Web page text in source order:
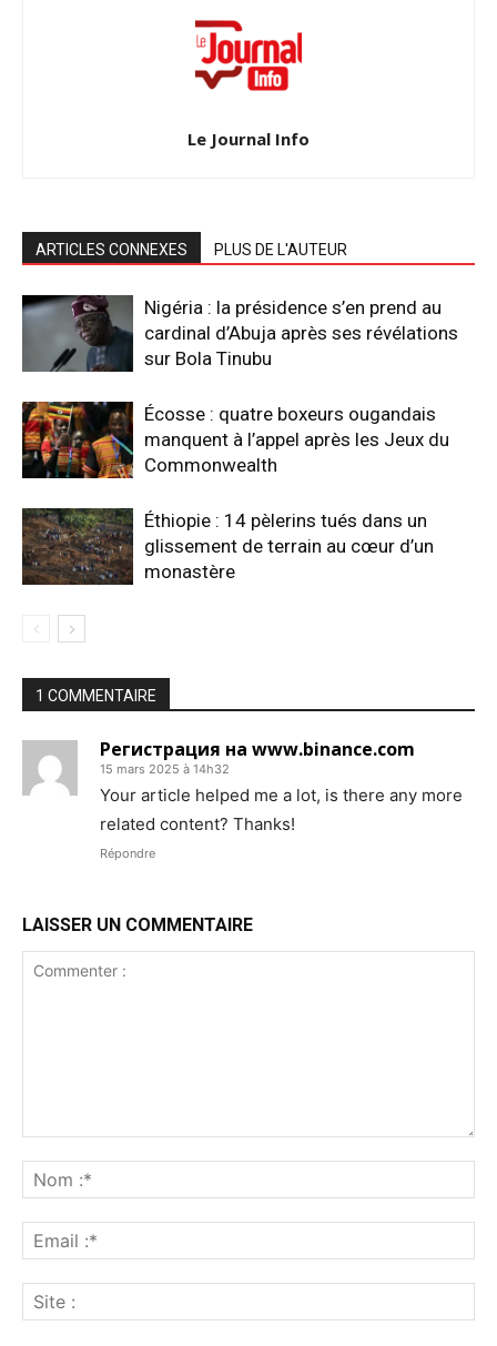
Le Journal Info
ARTICLES CONNEXES PLUS DE L'AUTEUR
Nigéria : la présidence s’en prend au
cardinal d’Abuja après ses révélations
sur Bola Tinubu
Écosse : quatre boxeurs ougandais
manquent à l’appel après les Jeux du
Commonwealth
Éthiopie : 14 pèlerins tués dans un
glissement de terrain au cœur d’un
monastère
1 COMMENTAIRE
Регистрация на www.binance.com
15 mars 2025 à 14h32
Your article helped me a lot, is there any more
related content? Thanks!
Répondre
LAISSER UN COMMENTAIRE